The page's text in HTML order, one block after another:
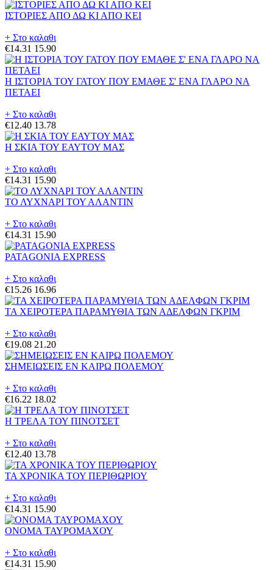
ΙΣΤΟΡΙΕΣ ΑΠΟ ΔΩ ΚΙ ΑΠΟ ΚΕΙ
+ Στο καλαθι
€14.31 15.90
Η ΙΣΤΟΡΙΑ ΤΟΥ ΓΑΤΟΥ ΠΟΥ ΕΜΑΘΕ Σ' ΕΝΑ ΓΛΑΡΟ ΝΑ
ΠΕΤΑΕΙ
+ Στο καλαθι
€12.40 13.78
Η ΣΚΙΑ ΤΟΥ ΕΑΥΤΟΥ ΜΑΣ
+ Στο καλαθι
€14.31 15.90
ΤΟ ΛΥΧΝΑΡΙ ΤΟΥ ΑΛΑΝΤΙΝ
+ Στο καλαθι
€14.31 15.90
PATAGONIA EXPRESS
+ Στο καλαθι
€15.26 16.96
ΤΑ ΧΕΙΡΟΤΕΡΑ ΠΑΡΑΜΥΘΙΑ ΤΩΝ ΑΔΕΛΦΩΝ ΓΚΡΙΜ
+ Στο καλαθι
€19.08 21.20
ΣΗΜΕΙΩΣΕΙΣ ΕΝ ΚΑΙΡΩ ΠΟΛΕΜΟΥ
+ Στο καλαθι
€16.22 18.02
Η ΤΡΕΛΑ ΤΟΥ ΠΙΝΟΤΣΕΤ
+ Στο καλαθι
€12.40 13.78
ΤΑ ΧΡΟΝΙΚΑ ΤΟΥ ΠΕΡΙΘΩΡΙΟΥ
+ Στο καλαθι
€14.31 15.90
ΟΝΟΜΑ ΤΑΥΡΟΜΑΧΟΥ
+ Στο καλαθι
€14.31 15.90